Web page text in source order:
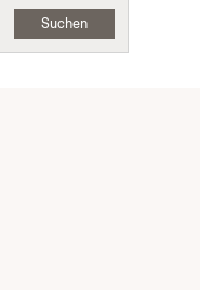
Suchen